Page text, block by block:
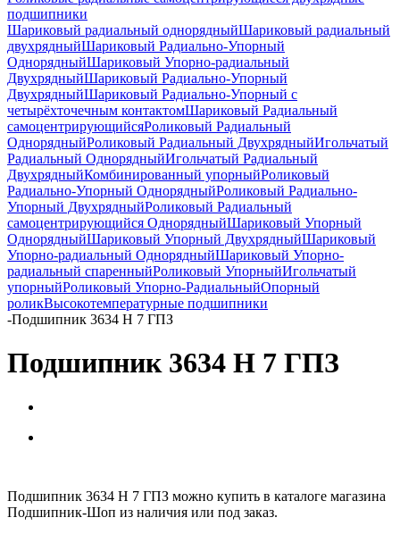
подшипники
Шариковый радиальный однорядныйШариковый радиальный
двухрядныйШариковый Радиально-Упорный
ОднорядныйШариковый Упорно-радиальный
ДвухрядныйШариковый Радиально-Упорный
ДвухрядныйШариковый Радиально-Упорный с
четырёхточечным контактомШариковый Радиальный
самоцентрирующийсяРоликовый Радиальный
ОднорядныйРоликовый Радиальный ДвухрядныйИгольчатый
Радиальный ОднорядныйИгольчатый Радиальный
ДвухрядныйКомбинированный упорныйРоликовый
Радиально-Упорный ОднорядныйРоликовый Радиально-
Упорный ДвухрядныйРоликовый Радиальный
самоцентрирующийся ОднорядныйШариковый Упорный
ОднорядныйШариковый Упорный ДвухрядныйШариковый
Упорно-радиальный ОднорядныйШариковый Упорно-
радиальный спаренныйРоликовый УпорныйИгольчатый
упорныйРоликовый Упорно-РадиальныйОпорный
роликВысокотемпературные подшипники
-Подшипник 3634 Н 7 ГПЗ
Подшипник 3634 Н 7 ГПЗ
Подшипник 3634 Н 7 ГПЗ можно купить в каталоге магазина
Подшипник-Шоп из наличия или под заказ.